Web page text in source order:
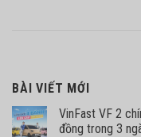
BÀI VIẾT MỚI
VinFast VF 2
đồng trong 3